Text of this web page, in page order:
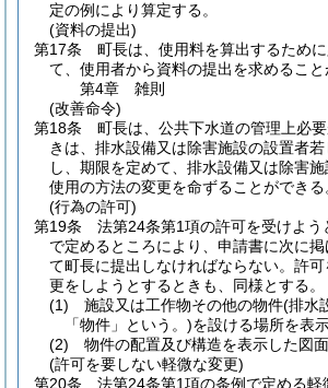
定の例により算定する。
(資料の提出)
第17条
町長は、使用料を算出するため
て、使用者から資料の提出を求めること
第4章
雑則
(改善命令)
第18条
町長は、公共下水道の管理上必
きは、排水設備又は除害施設の設置者
し、期限を定めて、排水設備又は除害
使用の方法の変更を命ずることができる
(行為の許可)
第19条
法第24条第1項の許可を受けよう
で定めるところにより、申請書に次に
て町長に提出しなければならない。 許可
更をしようとするときも、同様とする。
(1)
施設又は工作物その他の物件(排水
「物件」という。)を設ける場所を表
(2)
物件の配置及び構造を表示した図面
(許可を要しない軽微な変更)
第20条
法第24条第1項の条例で定める軽